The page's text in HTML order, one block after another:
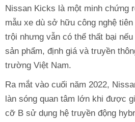
Nissan Kicks là một minh chứng
mẫu xe dù sở hữu công nghệ
trội nhưng vẫn có thể thất bại
sản phẩm, định giá và truyền
trường Việt Nam.
Ra mắt vào cuối năm 2022,
làn sóng quan tâm lớn khi được
cỡ B sử dụng hệ truyền động